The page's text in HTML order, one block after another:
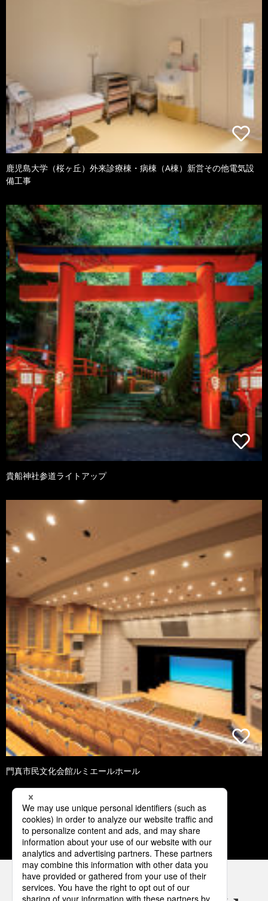
鹿児島大学（桜ヶ丘）外来診療棟・病棟（A棟）新営その他電気設
備工事
貴船神社参道ライトアップ
門真市民文化会館ルミエールホール
1 2 3 4 5
パナソニックの電気設備 SNSアカウント